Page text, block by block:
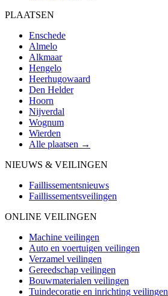
PLAATSEN
Enschede
Almelo
Alkmaar
Hengelo
Heerhugowaard
Den Helder
Hoorn
Nijverdal
Wognum
Wierden
Alle plaatsen →
NIEUWS & VEILINGEN
Faillissementsnieuws
Faillissementsveilingen
ONLINE VEILINGEN
Machine veilingen
Auto en voertuigen veilingen
Verzamel veilingen
Gereedschap veilingen
Bouwmaterialen veilingen
Tuindecoratie en inrichting veilingen